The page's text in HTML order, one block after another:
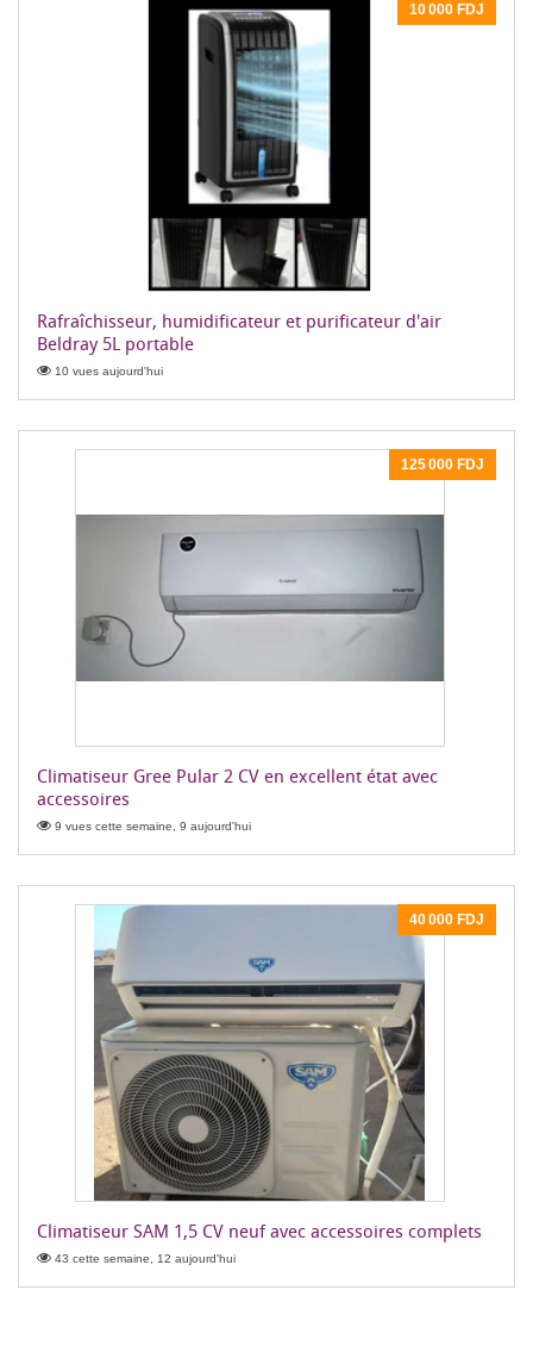
10 000 FDJ
Rafraîchisseur, humidificateur et purificateur d'air
Beldray 5L portable
10 vues aujourd'hui
125 000 FDJ
Climatiseur Gree Pular 2 CV en excellent état avec
accessoires
9 vues cette semaine, 9 aujourd'hui
40 000 FDJ
Climatiseur SAM 1,5 CV neuf avec accessoires complets
43 cette semaine, 12 aujourd'hui